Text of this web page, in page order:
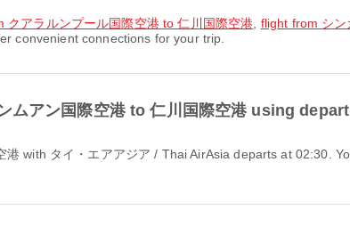
クアラルンプール国際空港 to 仁川国際空港 flight from シン
convenient connections for your trip.
アン国際空港 to 仁川国際空港 using